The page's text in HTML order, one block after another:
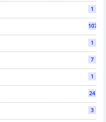
1
107
1
7
1
24
3